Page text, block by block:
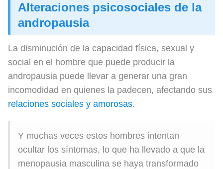
Alteraciones psicosociales de la
andropausia
La disminución de la capacidad física, sexual y
social en el hombre que puede producir la
andropausia puede llevar a generar una gran
incomodidad en quienes la padecen, afectando sus
relaciones sociales y amorosas.
Y muchas veces estos hombres intentan
ocultar los síntomas, lo que ha llevado a que la
menopausia masculina se haya transformado